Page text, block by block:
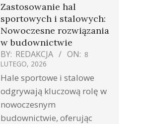
Zastosowanie hal
sportowych i stalowych:
Nowoczesne rozwiązania
w budownictwie
BY: REDAKCJA ON: 8
LUTEGO, 2026
Hale sportowe i stalowe
odgrywają kluczową rolę w
nowoczesnym
budownictwie, oferując